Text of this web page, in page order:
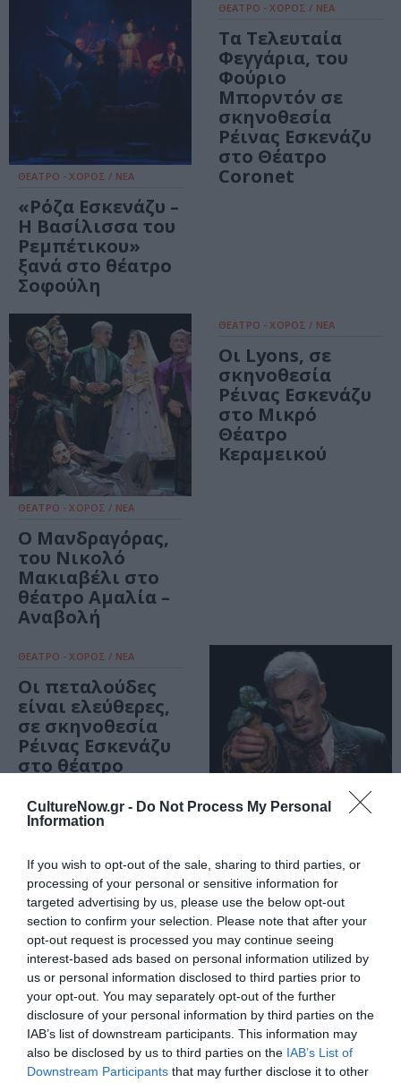
CultureNow.gr - Do Not Process My Personal
Information
If you wish to opt-out of the sale, sharing to third parties, or
processing of your personal or sensitive information for
targeted advertising by us, please use the below opt-out
section to confirm your selection. Please note that after your
opt-out request is processed you may continue seeing
interest-based ads based on personal information utilized by
us or personal information disclosed to third parties prior to
your opt-out. You may separately opt-out of the further
disclosure of your personal information by third parties on the
IAB’s list of downstream participants. This information may
also be disclosed by us to third parties on the IAB’s List of
Downstream Participants that may further disclose it to other
ΘΕΑΤΡΟ - ΧΟΡΟΣ / ΝΕΑ
«Ρόζα Εσκενάζυ –
Η Βασίλισσα του
Ρεμπέτικου»
ξανά στο θέατρο
Σοφούλη
ΘΕΑΤΡΟ - ΧΟΡΟΣ / ΝΕΑ
Τα Τελευταία
Φεγγάρια, του
Φούριο
Μπορντόν σε
σκηνοθεσία
Ρέινας Εσκενάζυ
στο Θέατρο
Coronet
ΘΕΑΤΡΟ - ΧΟΡΟΣ / ΝΕΑ
Ο Μανδραγόρας,
του Νικολό
Μακιαβέλι στο
θέατρο Αμαλία –
Αναβολή
ΘΕΑΤΡΟ - ΧΟΡΟΣ / ΝΕΑ
Οι Lyons, σε
σκηνοθεσία
Ρέινας Εσκενάζυ
στο Μικρό
Θέατρο
Κεραμεικού
ΘΕΑΤΡΟ - ΧΟΡΟΣ / ΝΕΑ
Οι πεταλούδες
είναι ελεύθερες,
σε σκηνοθεσία
Ρέινας Εσκενάζυ
στο θέατρο
Μανδραγόρας,
του Νικολό
Μακιαβέλι σε
σκηνοθεσία
Ρέινας Εσκενάζυ
στο Θέατρο
Αθηναΐς